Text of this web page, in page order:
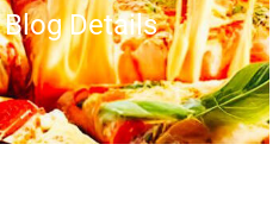
Blog Details